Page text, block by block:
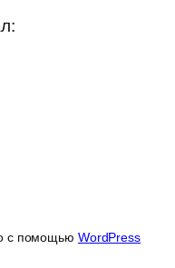
с помощью WordPress